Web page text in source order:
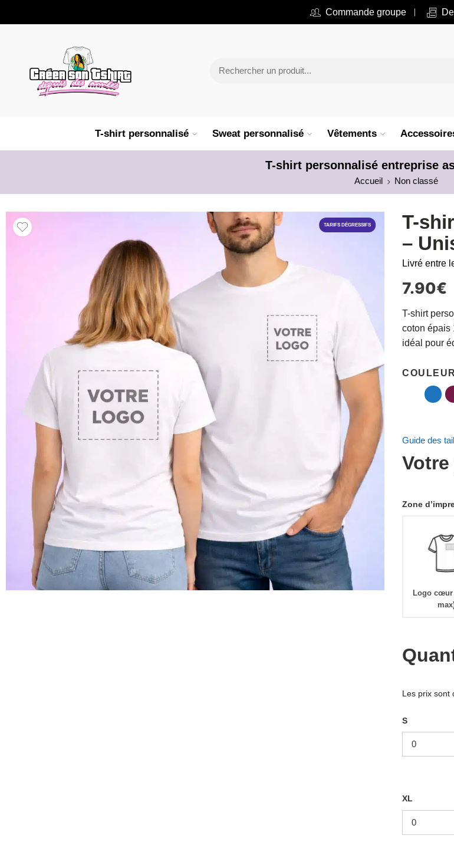
Commande groupe
T-shirt personnalisé Sweat personnalisé Vêtements
T-shirt personnalisé entreprise
Accueil Non classé
TARIFS DÉGRESSIFS
T-
–
Livré entre
7.90€
T-shirt
coton épais
idéal pour
COULEUR
Guide des
Zone
Logo cœur
Les prix sont
S
XL